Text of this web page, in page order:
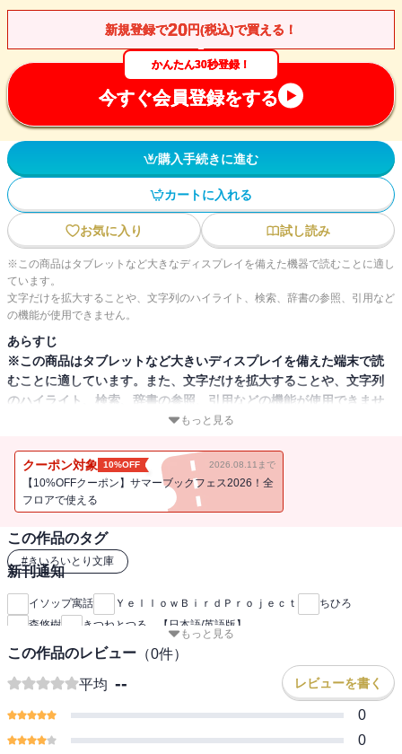
新規登録で20円(税込)で買える！
かんたん30秒登録！
今すぐ会員登録をする
購入手続きに進む
カートに入れる
お気に入り 試し読み
※この商品はタブレットなど大きなディスプレイを備えた機器で読むことに適し
ています。
文字だけを拡大することや、文字列のハイライト、検索、辞書の参照、引用など
の機能が使用できません。
あらすじ
※この商品はタブレットなど大きいディスプレイを備えた端末で読
むことに適しています。また、文字だけを拡大することや、文字列
のハイライト、検索、辞書の参照、引用などの機能が使用できませ
イタズラが大好きなきつねが今回目を付けたのは、一羽の「ツル」
でした。きつねは早速、ツルに話しかけました 【きいろいとり文
庫 第29作品目】
もっと見る
クーポン対象 10%OFF 2026.08.11まで
【10%OFFクーポン】サマーブックフェス2026！全
フロアで使える
この作品のタグ
#きいろいとり文庫
新刊通知
イソップ寓話 ＹｅｌｌｏｗＢｉｒｄＰｒｏｊｅｃｔ
ちひろ
森悠樹
きつねとつる 【日本語/英語版】
もっと見る
この作品のレビュー （0件）
平均 -- レビューを書く
0
0